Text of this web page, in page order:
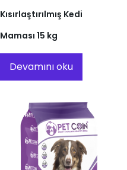
Kısırlaştırılmış Kedi
Maması 15 kg
Devamını oku